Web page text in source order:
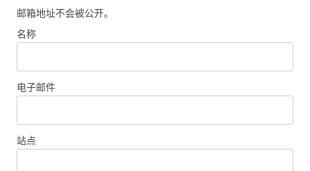
邮箱地址不会被公开。
名称
电子邮件
站点